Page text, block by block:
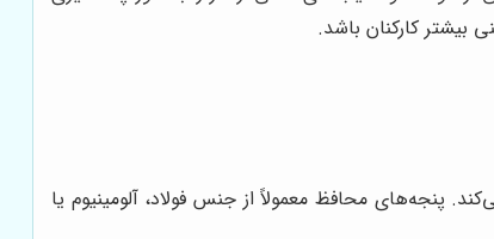
بیشتر کارکنان باشد.
پنجه‌های محافظ معمولاً از جنس فولاد، آلومینیوم یا